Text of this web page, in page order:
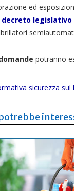
ed
decreto legislativo
potranno
sicurezza sul